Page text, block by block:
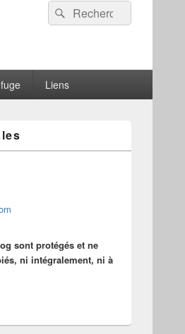
Recherche :
Rechercher
Liens
sont protégés et ne
ni intégralement, ni à